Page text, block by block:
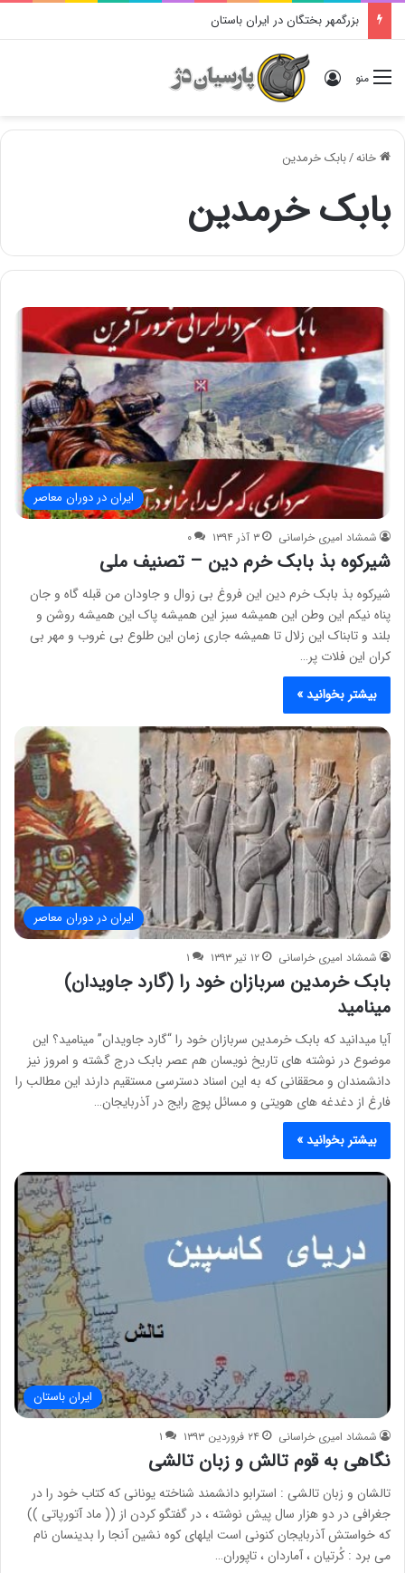
بزرگمهر بختگان در ایران باستان
منو ورود
خانه/بابک خرمدین
بابک خرمدین
ایران در دوران معاصر
شمشاد امیری خراسانی ۳ آذر ۱۳۹۴ ۰
شیرکوه بذ بابک خرم دین – تصنیف ملی
شیرکوه بذ بابک خرم دین این فروغ بی زوال و جاودان من قبله گاه و جان
پناه نیکم این وطن این همیشه سبز این همیشه پاک این همیشه روشن و
بلند و تابناک این زلال تا همیشه جاری زمان این طلوع بی غروب و مهر بی
کران این فلات پر…
بیشتر بخوانید »
ایران در دوران معاصر
شمشاد امیری خراسانی ۱۲ تیر ۱۳۹۳ ۱
بابک خرمدین سربازان خود را (گارد جاویدان)
مینامید
آیا میدانید که بابک خرمدین سربازان خود را “گارد جاویدان” مینامید؟ این
موضوع در نوشته های تاریخ نویسان هم عصر بابک درج گشته و امروز نیز
دانشمندان و محققانی که به این اسناد دسترسی مستقیم دارند این مطالب را
فارغ از دغدغه های هویتی و مسائل پوچ رایج در آذربایجان…
بیشتر بخوانید »
ایران باستان
شمشاد امیری خراسانی ۲۴ فروردین ۱۳۹۳ ۱
نگاهی به قوم تالش و زبان تالشی
تالشان و زبان تالشی : استرابو دانشمند شناخته یونانی که کتاب خود را در
جغرافی در دو هزار سال پیش نوشته ، در گفتگو کردن از (( ماد آتورپاتی ))
که خواستش آذربایجان کنونی است ایلهای کوه نشین آنجا را بدینسان نام
می برد : کُرتیان ، آماردان ، تاپوران…